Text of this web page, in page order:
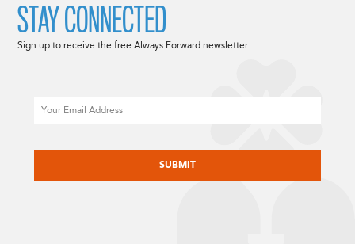
STAY CONNECTED
Sign up to receive the free Always Forward newsletter.